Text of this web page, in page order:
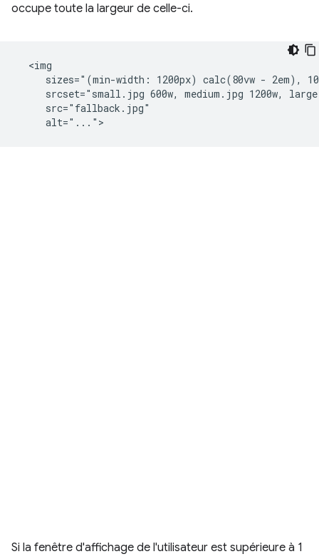
occupe toute la largeur de celle-ci.
  <img
sizes="(min-width: 1200px) calc(80vw - 2em),
srcset="small.jpg 600w, medium.jpg 1200w,
     src="fallback.jpg"
Si la fenêtre d'affichage de l'utilisateur est supérieure à 1